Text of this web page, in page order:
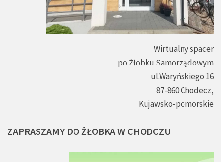
Wirtualny spacer
po Żłobku Samorządowym
ul.Waryńskiego 16
87-860 Chodecz,
Kujawsko-pomorskie
ZAPRASZAMY DOŻŁOBKAW CHODCZU